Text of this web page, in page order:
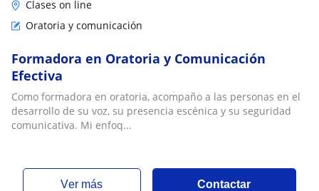
Clases on line
Oratoria y comunicación
Formadora en Oratoria y Comunicación
Efectiva
Como formadora en oratoria, acompaño a las personas en el
desarrollo de su voz, su presencia escénica y su seguridad
comunicativa. Mi enfoq...
ver más Contactar